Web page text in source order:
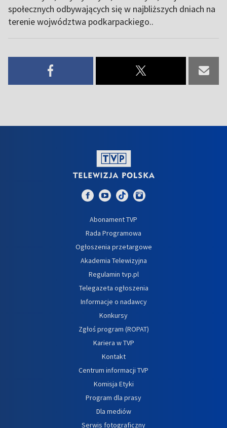
społecznych odbywających się w najbliższych dniach na
terenie wojwództwa podkarpackiego..
Abonament TVP
Rada Programowa
Ogłoszenia przetargowe
Akademia Telewizyjna
Regulamin tvp.pl
Telegazeta ogłoszenia
Informacje o nadawcy
Konkursy
Zgłoś program (ROPAT)
Kariera w TVP
Kontakt
Centrum informacji TVP
Komisja Etyki
Program dla prasy
Dla mediów
Serwis fotograficzny